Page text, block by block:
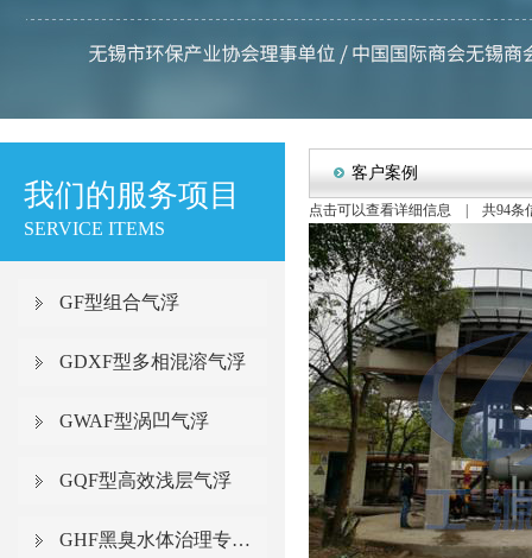
我们的服务项目
SERVICE ITEMS
GF型组合气浮
GDXF型多相混溶气浮
GWAF型涡凹气浮
GQF型高效浅层气浮
GHF黑臭水体治理专用气浮
客户案例
点击可以查看详细信息 | 共94